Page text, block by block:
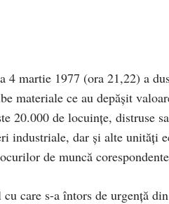
4 martie 1977 (ora 21,22) a
materiale ce au depăşit
20.000 de locuinţe, distruse
industriale, dar şi alte unităţi
de muncă
care s-a întors de urgenţă